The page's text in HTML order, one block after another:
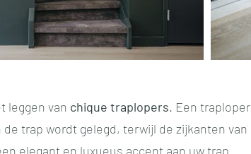
leggen van chique traplopers. Een traploper
trap wordt gelegd, terwijl de zijkanten van
elegant en luxueus accent aan uw trap